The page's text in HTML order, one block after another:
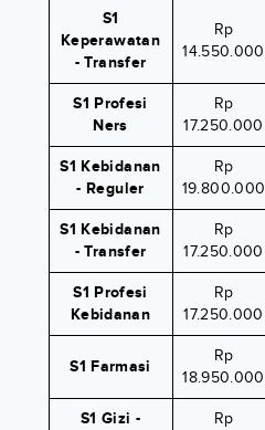
S1
Keperawatan
- Transfer
Rp
14.550.000
S1 Profesi
Ners
Rp
17.250.000
S1 Kebidanan
- Reguler
Rp
19.800.000
S1 Kebidanan
- Transfer
Rp
17.250.000
S1 Profesi
Kebidanan
Rp
17.250.000
S1 Farmasi
Rp
18.950.000
S1 Gizi -
Rp